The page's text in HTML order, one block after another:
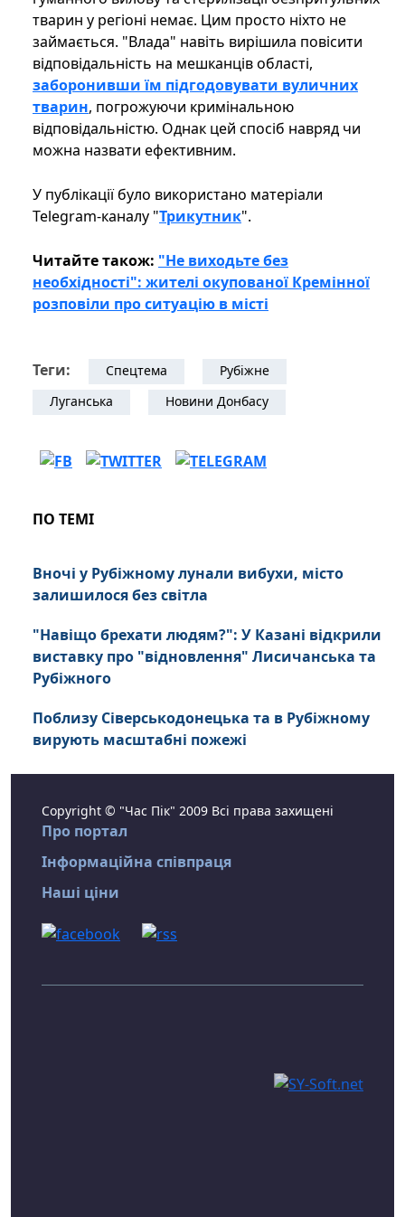
тварин у регіоні немає. Цим просто ніхто не
займається. "Влада" навіть вирішила повісити
відповідальність на мешканців області,
заборонивши їм підгодовувати вуличних
тварин, погрожуючи кримінальною
відповідальністю. Однак цей спосіб навряд чи
можна назвати ефективним.
У публікації було використано матеріали
Telegram-каналу "Трикутник".
Читайте також: "Не виходьте без
необхідності": жителі окупованої Кремінної
розповіли про ситуацію в місті
Теги: Спецтема
Рубіжне
Луганська
Новини Донбасу
ПО ТЕМІ
Вночі у Рубіжному лунали вибухи, місто
залишилося без світла
"Навіщо брехати людям?": У Казані відкрили
виставку про "відновлення" Лисичанська та
Рубіжного
Поблизу Сіверськодонецька та в Рубіжному
вирують масштабні пожежі
Copyright © "Час Пік" 2009 Всі права захищені
Про портал
Інформаційна співпраця
Наші ціни